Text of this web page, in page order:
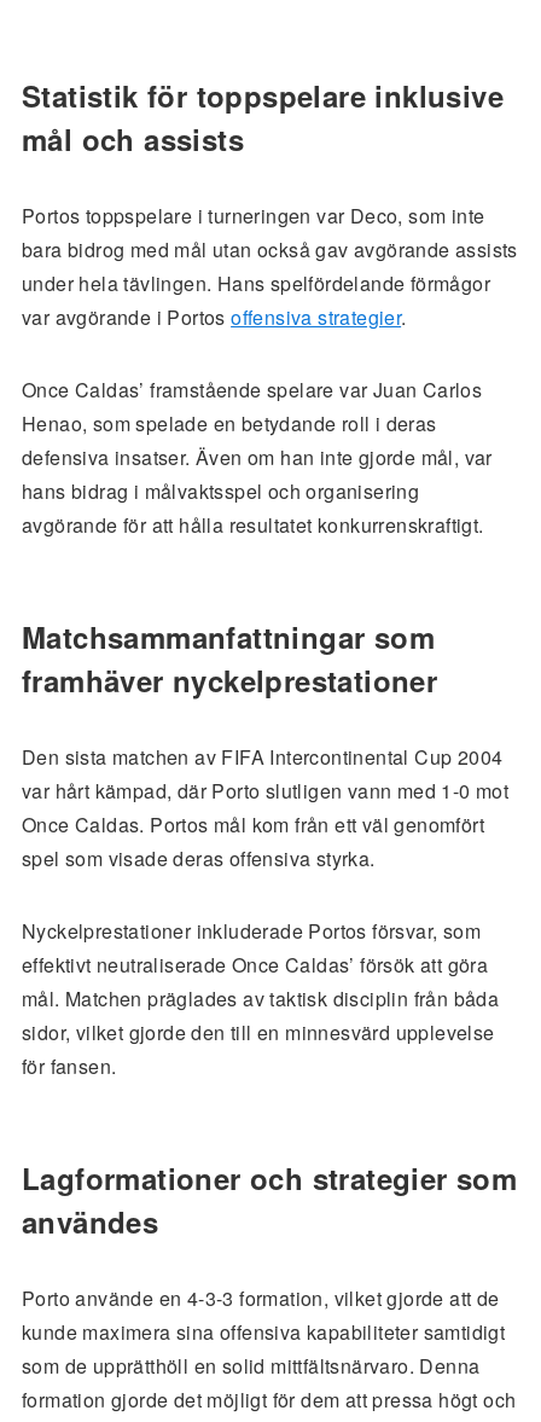
Statistik för toppspelare inklusive
mål och assists
Portos toppspelare i turneringen var Deco, som inte
bara bidrog med mål utan också gav avgörande assists
under hela tävlingen. Hans spelfördelande förmågor
var avgörande i Portosoffensiva strategier.
Once Caldas’ framstående spelare var Juan Carlos
Henao, som spelade en betydande roll i deras
defensiva insatser. Även om han inte gjorde mål, var
hans bidrag i målvaktsspel och organisering
avgörande för att hålla resultatet konkurrenskraftigt.
Matchsammanfattningar som
framhäver nyckelprestationer
Den sista matchen av FIFA Intercontinental Cup 2004
var hårt kämpad, där Porto slutligen vann med 1-0 mot
Once Caldas. Portos mål kom från ett väl genomfört
spel som visade deras offensiva styrka.
Nyckelprestationer inkluderade Portos försvar, som
effektivt neutraliserade Once Caldas’ försök att göra
mål. Matchen präglades av taktisk disciplin från båda
sidor, vilket gjorde den till en minnesvärd upplevelse
för fansen.
Lagformationer och strategier som
användes
Porto använde en 4-3-3 formation, vilket gjorde att de
kunde maximera sina offensiva kapabiliteter samtidigt
som de upprätthöll en solid mittfältsnärvaro. Denna
formation gjorde det möjligt för dem att pressa högt och